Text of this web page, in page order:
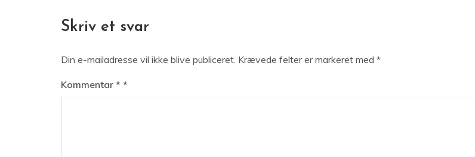
Skriv et svar
Din e-mailadresse vil ikke blive publiceret. Krævede felter er markeret med *
Kommentar *